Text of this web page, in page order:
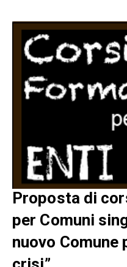
Proposta di
per Comuni
nuovo Comune